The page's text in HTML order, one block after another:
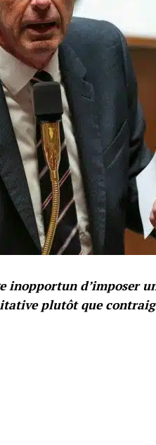
inopportun d’imposer
plutôt que